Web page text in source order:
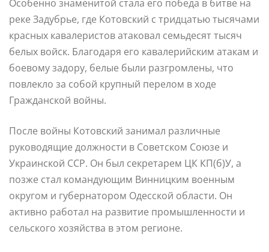
Особенно знаменитой стала его победа в битве на
реке Задубрье, где Котовский с тридцатью тысячами
красных кавалеристов атаковал семьдесят тысяч
белых войск. Благодаря его кавалерийским атакам и
боевому задору, белые были разгромлены, что
повлекло за собой крупный перелом в ходе
Гражданской войны.
После войны Котовский занимал различные
руководящие должности в Советском Союзе и
Украинской ССР. Он был секретарем ЦК КП(б)У, а
позже стал командующим Винницким военным
округом и губернатором Одесской области. Он
активно работал на развитие промышленности и
сельского хозяйства в этом регионе.